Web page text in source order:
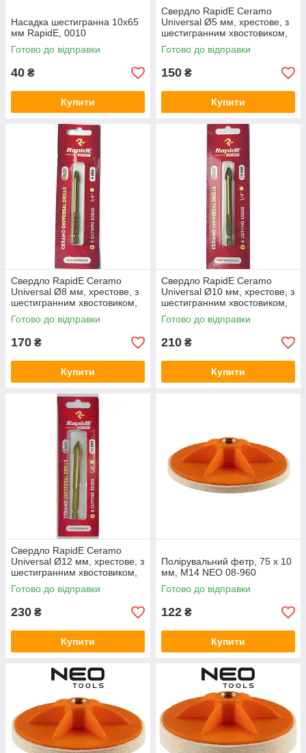
Насадка шестигранна 10х65
мм RapidE, 0010
Готово до відправки
40 ₴
Купити
Свердло RapidE Ceramo
Universal Ø5 мм, хрестове, з
шестигранним хвостовиком,
005RCU
Готово до відправки
150 ₴
Купити
Свердло RapidE Ceramo
Universal Ø8 мм, хрестове, з
шестигранним хвостовиком,
008RCU
Готово до відправки
170 ₴
Купити
Свердло RapidE Ceramo
Universal Ø10 мм, хрестове, з
шестигранним хвостовиком,
010RCU
Готово до відправки
210 ₴
Купити
Свердло RapidE Ceramo
Universal Ø12 мм, хрестове, з
шестигранним хвостовиком,
012RCU
Готово до відправки
230 ₴
Купити
Полірувальний фетр, 75 x 10
мм, M14 NEO 08-960
Готово до відправки
122 ₴
Купити